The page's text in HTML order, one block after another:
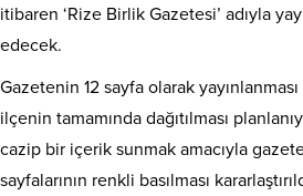
itibaren ‘Rize Birlik Gazetesi’ adıyla
edecek.
Gazetenin 12 sayfa olarak
ilçenin tamamında dağıtılması
cazip bir içerik sunmak amacıyla
sayfalarının renkli basılması